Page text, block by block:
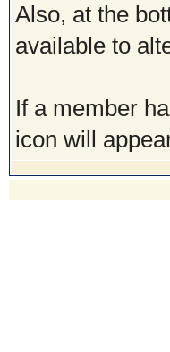
Also, at the
available to
If a member
icon will